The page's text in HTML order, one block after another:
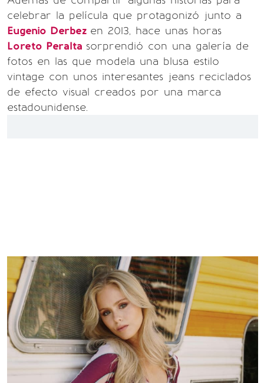
celebrar la película que protagonizó junto a
Eugenio Derbez en 2013, hace unas horas
Loreto Peralta sorprendió con una galería de
fotos en las que modela una blusa estilo
vintage con unos interesantes jeans reciclados
de efecto visual creados por una marca
estadounidense.